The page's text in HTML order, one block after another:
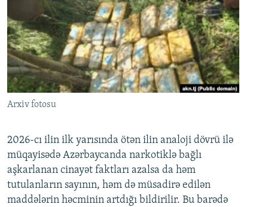
Arxiv fotosu
2026-cı ilin ilk yarısında ötən ilin analoji dövrü ilə
müqayisədə Azərbaycanda narkotiklə bağlı
aşkarlanan cinayət faktları azalsa da həm
tutulanların sayının, həm də müsadirə edilən
maddələrin həcminin artdığı bildirilir. Bu barədə